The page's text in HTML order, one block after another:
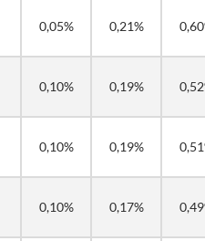
0,05% 0,21%
0,10% 0,19%
0,10% 0,19%
0,10% 0,17%